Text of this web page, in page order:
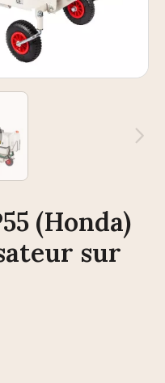
(Honda)
sur